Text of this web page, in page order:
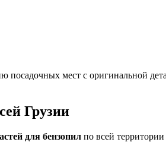
посадочных мест с оригинальной
Грузии
для бензопил по всей территории